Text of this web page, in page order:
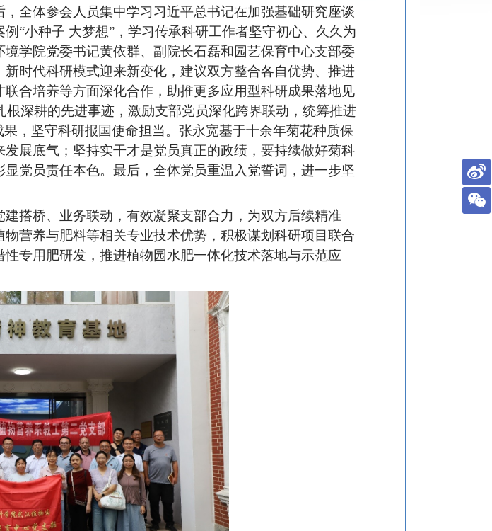
全体参会人员集中学习习近平总书记在加强基础研究座谈
“小种子 大梦想”，学习传承科研工作者坚守初心、久久为
学院党委书记黄依群、副院长石磊和园艺保育中心支部委
时代科研模式迎来新变化，建议双方整合各自优势、推进
合培养等方面深化合作，助推更多应用型科研成果落地见
深耕的先进事迹，激励支部党员深化跨界联动，统筹推进
，坚守科研报国使命担当。张永宽基于十余年菊花种质保
展底气；坚持实干才是党员真正的政绩，要持续做好菊科
党员责任本色。最后，全体党员重温入党誓词，进一步坚
搭桥、业务联动，有效凝聚支部合力，为双方后续精准
营养与肥料等相关专业技术优势，积极谋划科研项目联合
专用肥研发，推进植物园水肥一体化技术落地与示范应